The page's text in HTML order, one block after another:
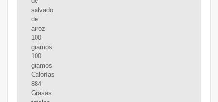
salvado
de
arroz
100
gramos
100
gramos
Calorías
884
Grasas